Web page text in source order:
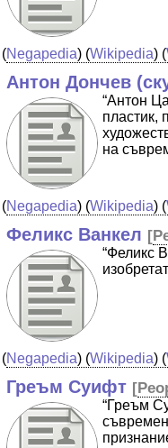
(Negapedia) (Wikipedia) (
Антон Дончев
“Антон
пластик,
на
(Negapedia) (Wikipedia) (
Феликс Ванкел [
“Феликс
(Negapedia) (Wikipedia) (
Греъм Суифт [
“Греъм